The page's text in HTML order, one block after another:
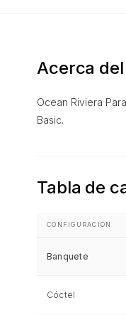
Acerca
Ocean Riviera
Basic.
Tabla de
CONFIGURACIÓN
Banquete
Cóctel